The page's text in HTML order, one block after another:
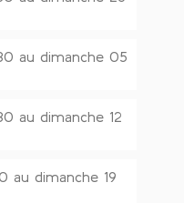
au dimanche 05
au dimanche 12
au dimanche 19